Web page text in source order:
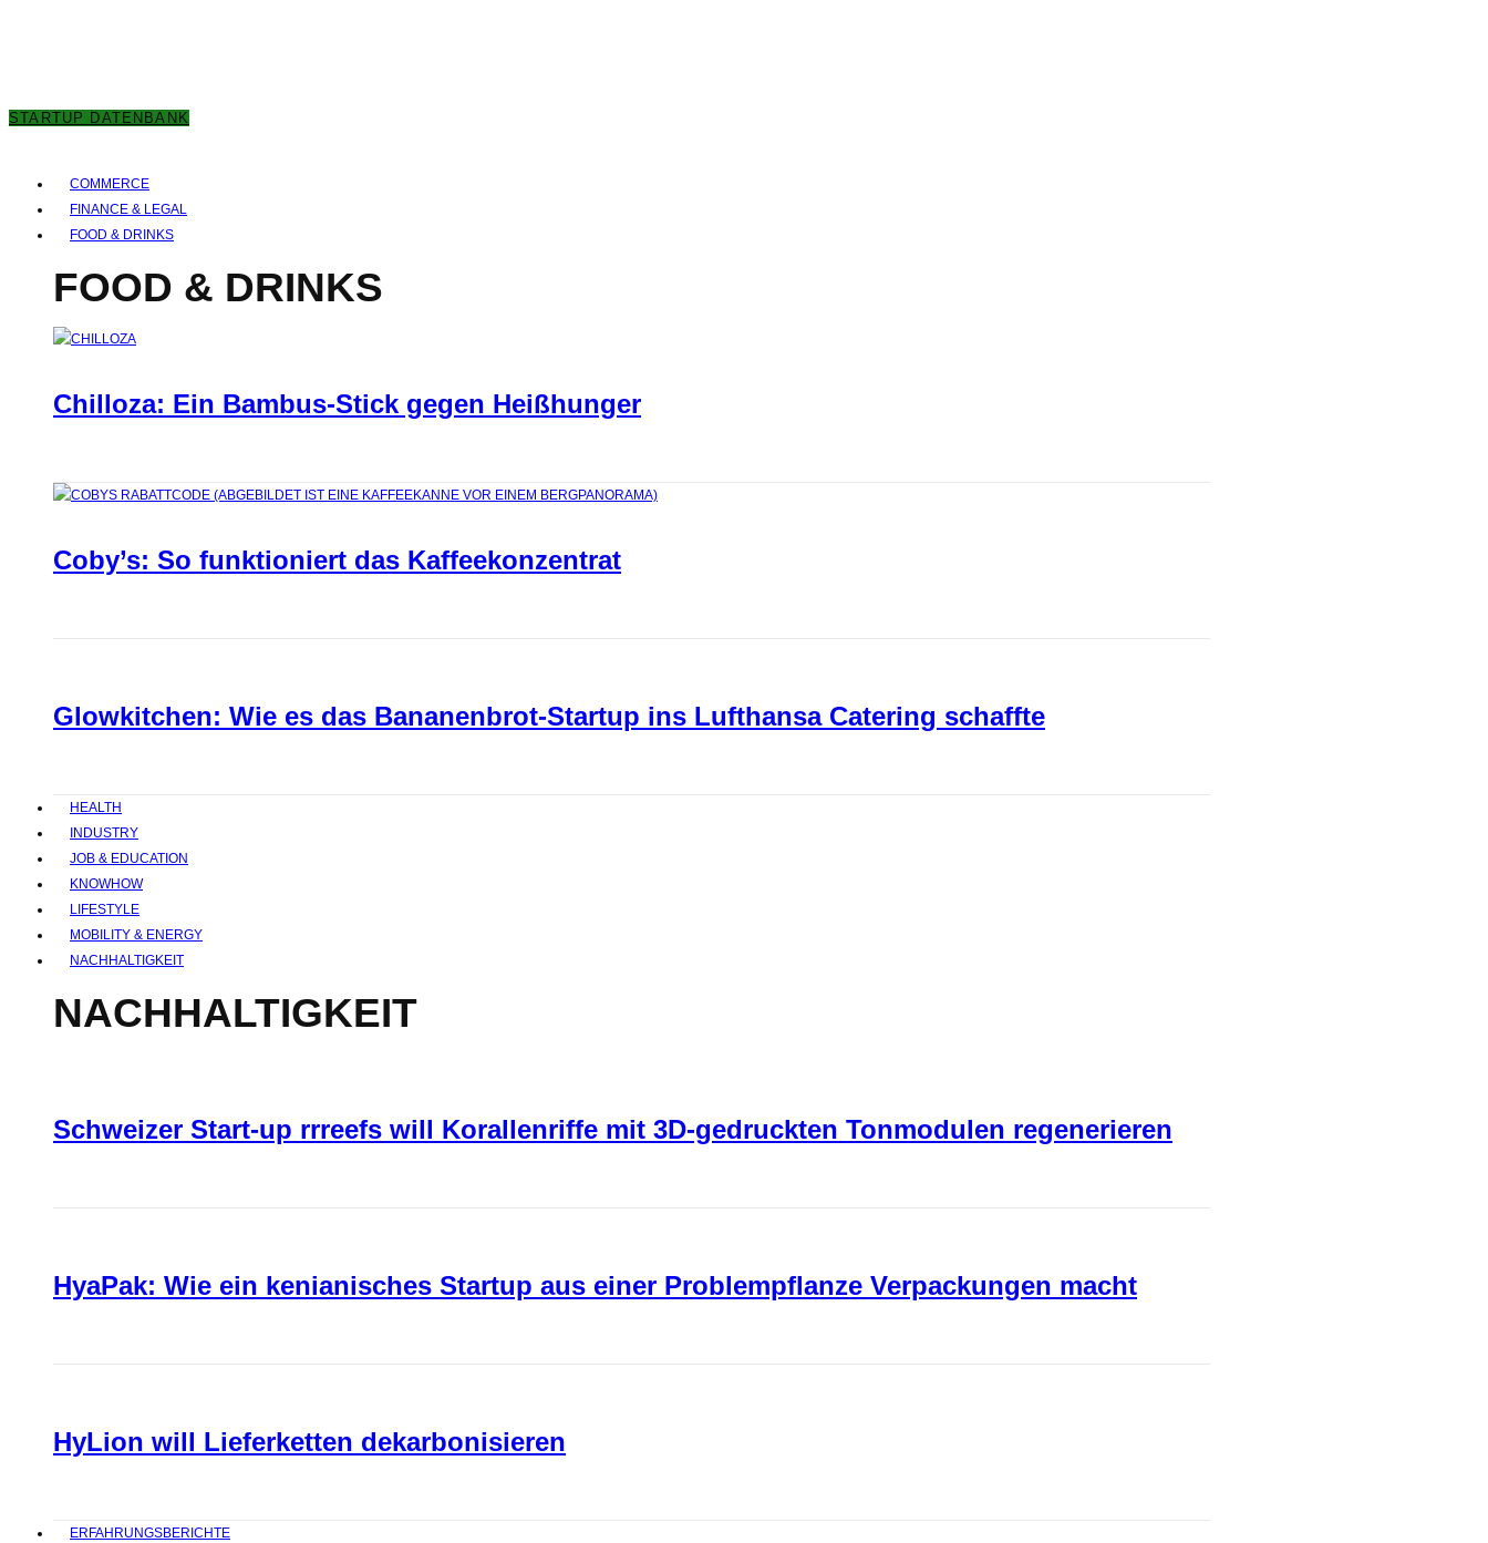
STARTUP DATENBANK
COMMERCE
FINANCE & LEGAL
FOOD & DRINKS
FOOD & DRINKS
Chilloza: Ein Bambus-Stick gegen Heißhunger
Coby’s: So funktioniert das Kaffeekonzentrat
Glowkitchen: Wie es das Bananenbrot-Startup ins Lufthansa Catering schaffte
HEALTH
INDUSTRY
JOB & EDUCATION
KNOWHOW
LIFESTYLE
MOBILITY & ENERGY
NACHHALTIGKEIT
NACHHALTIGKEIT
Schweizer Start-up rrreefs will Korallenriffe mit 3D-gedruckten Tonmodulen regenerieren
HyaPak: Wie ein kenianisches Startup aus einer Problempflanze Verpackungen macht
HyLion will Lieferketten dekarbonisieren
ERFAHRUNGSBERICHTE